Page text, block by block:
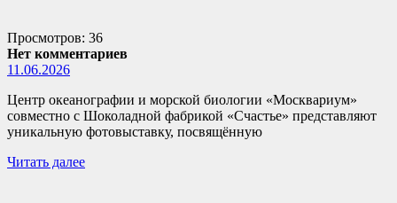
Просмотров: 36
Нет комментариев
11.06.2026
Центр океанографии и морской биологии «Москвариум»
совместно с Шоколадной фабрикой «Счастье» представляют
уникальную фотовыставку, посвящённую
Читать далее